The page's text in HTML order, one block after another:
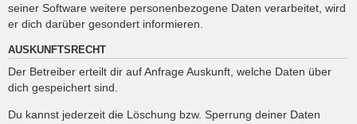
seiner Software weitere personenbezogene Daten verarbeitet, wird
er dich darüber gesondert informieren.
AUSKUNFTSRECHT
Der Betreiber erteilt dir auf Anfrage Auskunft, welche Daten über
dich gespeichert sind.
Du kannst jederzeit die Löschung bzw. Sperrung deiner Daten